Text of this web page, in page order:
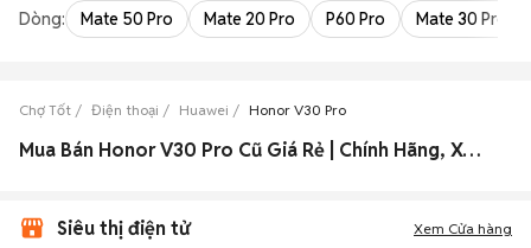
Dòng: Mate 50 Pro Mate 20 Pro P60 Pro Mate 30 Pro
Chợ Tốt Điện thoại Huawei Honor V30 Pro
Mua Bán Honor V30 Pro Cũ Giá Rẻ | Chính Hãng, Xách Tay 2026
Siêu thị điện tử Xem Cửa hàng